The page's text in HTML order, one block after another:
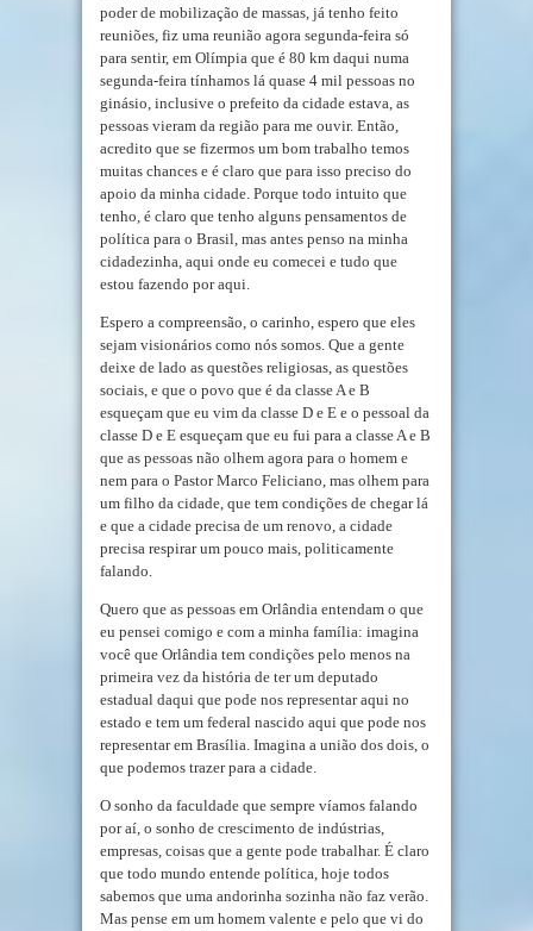
poder de mobilização de massas, já tenho feito
reuniões, fiz uma reunião agora segunda-feira só
para sentir, em Olímpia que é 80 km daqui numa
segunda-feira tínhamos lá quase 4 mil pessoas no
ginásio, inclusive o prefeito da cidade estava, as
pessoas vieram da região para me ouvir. Então,
acredito que se fizermos um bom trabalho temos
muitas chances e é claro que para isso preciso do
apoio da minha cidade. Porque todo intuito que
tenho, é claro que tenho alguns pensamentos de
política para o Brasil, mas antes penso na minha
cidadezinha, aqui onde eu comecei e tudo que
estou fazendo por aqui.
Espero a compreensão, o carinho, espero que eles
sejam visionários como nós somos. Que a gente
deixe de lado as questões religiosas, as questões
sociais, e que o povo que é da classe A e B
esqueçam que eu vim da classe D e E e o pessoal da
classe D e E esqueçam que eu fui para a classe A e B
que as pessoas não olhem agora para o homem e
nem para o Pastor Marco Feliciano, mas olhem para
um filho da cidade, que tem condições de chegar lá
e que a cidade precisa de um renovo, a cidade
precisa respirar um pouco mais, politicamente
falando.
Quero que as pessoas em Orlândia entendam o que
eu pensei comigo e com a minha família: imagina
você que Orlândia tem condições pelo menos na
primeira vez da história de ter um deputado
estadual daqui que pode nos representar aqui no
estado e tem um federal nascido aqui que pode nos
representar em Brasília. Imagina a união dos dois, o
que podemos trazer para a cidade.
O sonho da faculdade que sempre víamos falando
por aí, o sonho de crescimento de indústrias,
empresas, coisas que a gente pode trabalhar. É claro
que todo mundo entende política, hoje todos
sabemos que uma andorinha sozinha não faz verão.
Mas pense em um homem valente e pelo que vi do